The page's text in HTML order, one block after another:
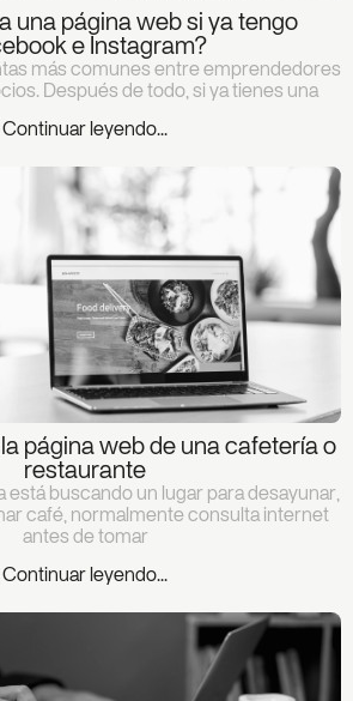
una página web si ya tengo
e Instagram?
más comunes entre emprendedores
Después de todo, si ya tienes una
Continuar leyendo...
página web de una cafetería o
restaurante
está buscando un lugar para desayunar,
café, normalmente consulta internet
antes de tomar
Continuar leyendo...